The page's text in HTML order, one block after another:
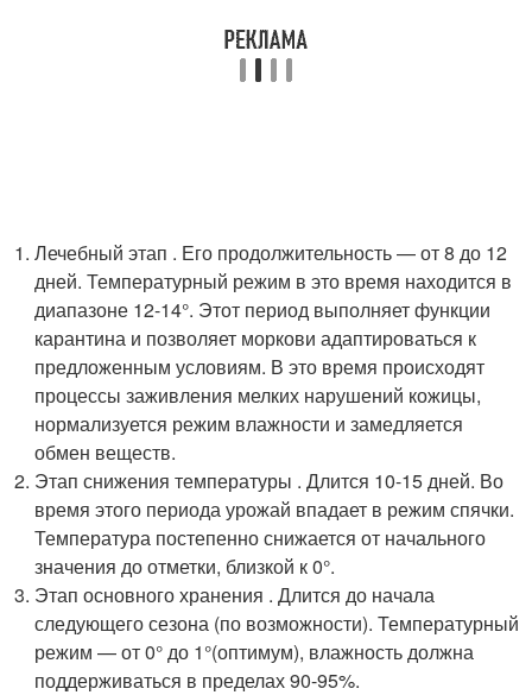
Лечебный этап . Его продолжительность — от 8 до 12
дней. Температурный режим в это время находится в
диапазоне 12-14°. Этот период выполняет функции
карантина и позволяет моркови адаптироваться к
предложенным условиям. В это время происходят
процессы заживления мелких нарушений кожицы,
нормализуется режим влажности и замедляется
обмен веществ.
Этап снижения температуры . Длится 10-15 дней. Во
время этого периода урожай впадает в режим спячки.
Температура постепенно снижается от начального
значения до отметки, близкой к 0°.
Этап основного хранения . Длится до начала
следующего сезона (по возможности). Температурный
режим — от 0° до 1°(оптимум), влажность должна
поддерживаться в пределах 90-95%.